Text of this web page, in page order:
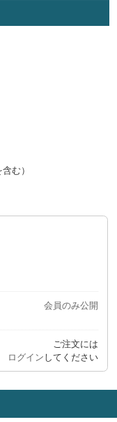
む）
会員のみ公開
ご注文には
ログイン してください